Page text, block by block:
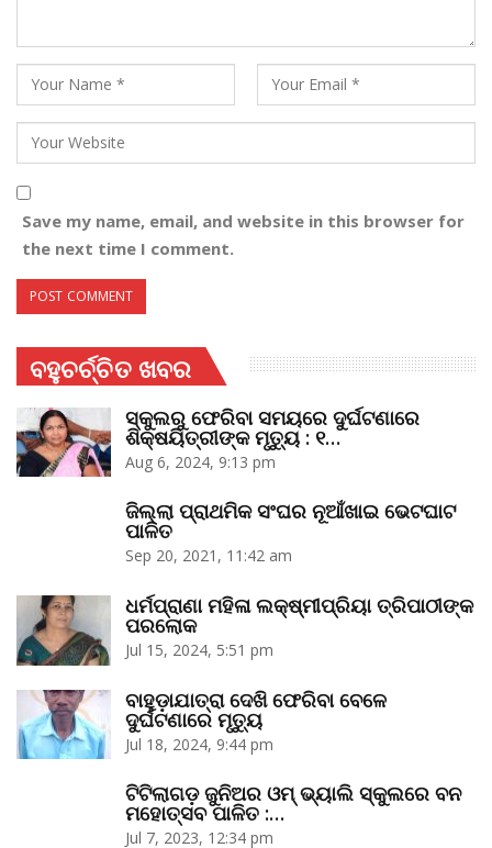
Save my name, email, and website in this browser for
the next time I comment.
ବହୁଚର୍ଚ୍ଚିତ ଖବର
ସ୍କୁଲରୁ ଫେରିବା ସମୟରେ ଦୁର୍ଘଟଣାରେ
ଶିକ୍ଷୟିତ୍ରୀଙ୍କ ମୃତ୍ୟୁ : ୧…
Aug 6, 2024, 9:13 pm
ଜିଲ୍ଲା ପ୍ରାଥମିକ ସଂଘର ନୂଆଁଖାଇ ଭେଟଘାଟ
ପାଳିତ
Sep 20, 2021, 11:42 am
ଧର୍ମପ୍ରାଣା ମହିଳା ଲକ୍ଷ୍ମୀପ୍ରିୟା ତ୍ରିପାଠୀଙ୍କ
ପରଲୋକ
Jul 15, 2024, 5:51 pm
ବାହୁଡ଼ାଯାତ୍ରା ଦେଖି ଫେରିବା ବେଳେ
ଦୁର୍ଘଟଣାରେ ମୃତ୍ୟୁ
Jul 18, 2024, 9:44 pm
ଟିଟିଲାଗଡ଼ ଜୁନିଅର ଓମ୍‌ ଭ୍ୟାଲି ସ୍କୁଲରେ ବନ
ମହୋତ୍ସବ ପାଳିତ :…
Jul 7, 2023, 12:34 pm